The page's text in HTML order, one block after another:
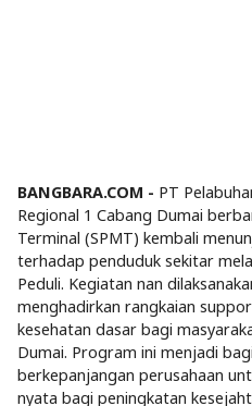
BANGBARA.COM - PT
Regional 1 Cabang Dumai
Terminal (SPMT) kembali
terhadap penduduk sekitar
Peduli. Kegiatan nan
menghadirkan rangkaian
kesehatan dasar bagi
Dumai. Program ini menjadi
berkepanjangan perusahaan
nyata bagi peningkatan